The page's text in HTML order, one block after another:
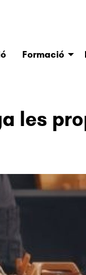
Formació
les